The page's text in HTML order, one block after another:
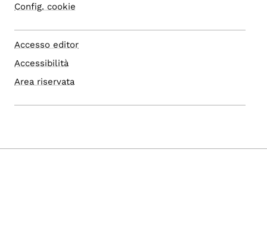
Config. cookie
Accesso editor
Accessibilità
Area riservata